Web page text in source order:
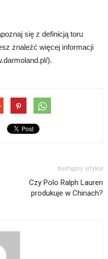
się z definicją toru
znaleźć więcej informacji
).
Następny artykuł
Czy Polo Ralph Lauren
produkuje w Chinach?